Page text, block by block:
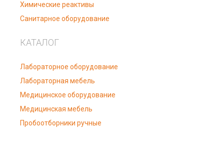
Химические реактивы
Санитарное оборудование
КАТАЛОГ
Лабораторное оборудование
Лабораторная мебель
Медицинское оборудование
Медицинская мебель
Пробоотборники ручные